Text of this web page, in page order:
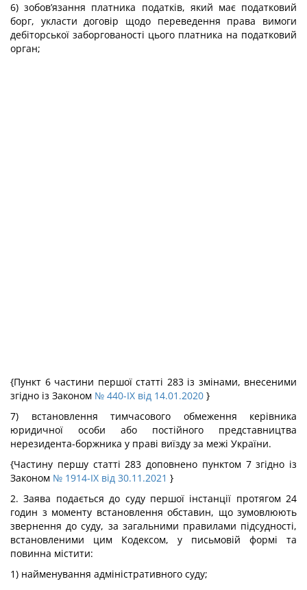
6) зобов’язання платника податків, який має податковий
борг, укласти договір щодо переведення права вимоги
дебіторської заборгованості цього платника на податковий
орган;
{Пункт 6 частини першої статті 283 із змінами, внесеними
згідно із Законом № 440-IX від 14.01.2020 }
7) встановлення тимчасового обмеження керівника
юридичної особи або постійного представництва
нерезидента-боржника у праві виїзду за межі України.
{Частину першу статті 283 доповнено пунктом 7 згідно із
Законом № 1914-IX від 30.11.2021 }
2. Заява подається до суду першої інстанції протягом 24
годин з моменту встановлення обставин, що зумовлюють
звернення до суду, за загальними правилами підсудності,
встановленими цим Кодексом, у письмовій формі та
повинна містити:
1) найменування адміністративного суду;